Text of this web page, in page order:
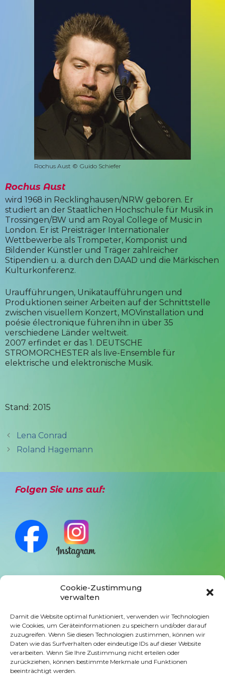
Cookie-Zustimmung
verwalten
Damit die Website optimal funktioniert, verwenden wir Technologien
wie Cookies, um Geräteinformationen zu speichern und/oder darauf
zuzugreifen. Wenn Sie diesen Technologien zustimmen, können wir
Daten wie das Surfverhalten oder eindeutige IDs auf dieser Website
verarbeiten. Wenn Sie Ihre Zustimmung nicht erteilen oder
zurückziehen, können bestimmte Merkmale und Funktionen
beeinträchtigt werden.
Rochus Aust © Guido Schiefer
Rochus Aust
wird 1968 in Recklinghausen/NRW geboren. Er
studiert an der Staatlichen Hochschule für Musik in
Trossingen/BW und am Royal College of Music in
London. Er ist Preisträger Internationaler
Wettbewerbe als Trompeter, Komponist und
Bildender Künstler und Träger zahlreicher
Stipendien u. a. durch den DAAD und die Märkischen
Kulturkonferenz.
Uraufführungen, Unikataufführungen und
Produktionen seiner Arbeiten auf der Schnittstelle
zwischen visuellem Konzert, MOVinstallation und
poésie électronique führen ihn in über 35
verschiedene Länder weltweit.
2007 erfindet er das 1. DEUTSCHE
STROMORCHESTER als live-Ensemble für
elektrische und elektronische Musik.
Stand: 2015
Lena Conrad
Roland Hagemann
Folgen Sie uns auf:
Anmeldung Newsletter